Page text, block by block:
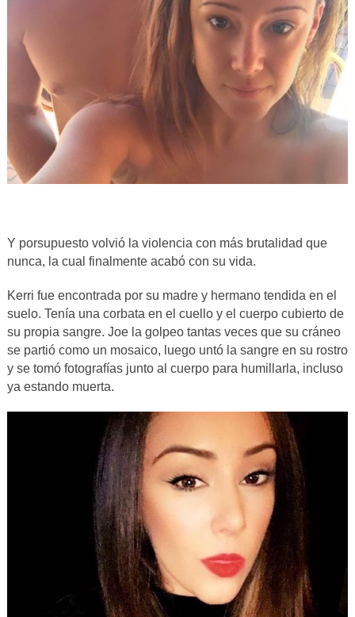
Y porsupuesto volvió la violencia con más brutalidad que
nunca, la cual finalmente acabó con su vida.
Kerri fue encontrada por su madre y hermano tendida en el
suelo. Tenía una corbata en el cuello y el cuerpo cubierto de
su propia sangre. Joe la golpeo tantas veces que su cráneo
se partió como un mosaico, luego untó la sangre en su rostro
y se tomó fotografías junto al cuerpo para humillarla, incluso
ya estando muerta.